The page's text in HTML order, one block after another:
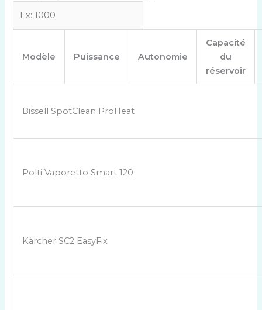
Modèle Puissance Autonomie
Capacité
du
réservoir
Bissell SpotClean ProHeat
Polti Vaporetto Smart 120
Kärcher SC2 EasyFix